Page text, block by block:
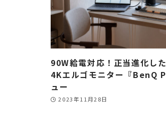
90W給電対応！正当進化し
4Kエルゴモニター『BenQ
ュー
2023年11月28日